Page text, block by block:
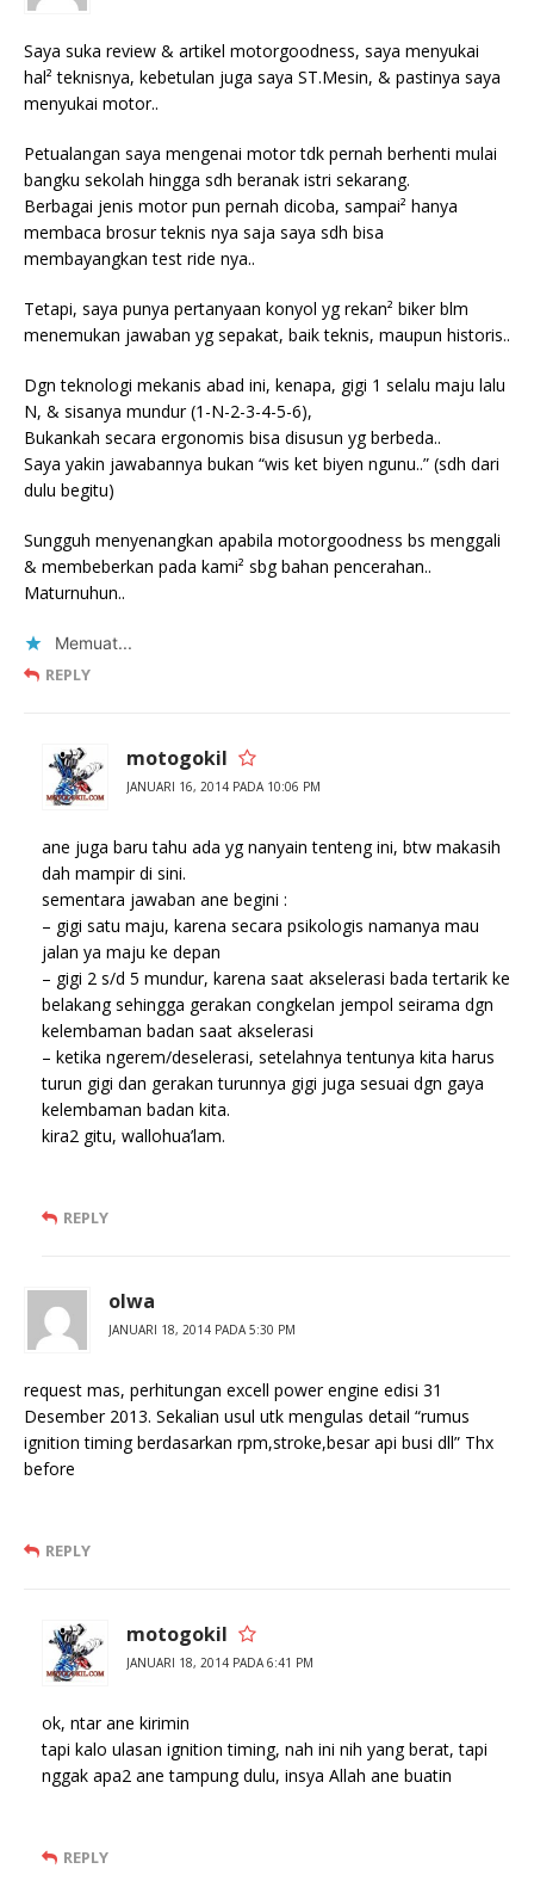
Saya suka review & artikel motorgoodness, saya menyukai
hal² teknisnya, kebetulan juga saya ST.Mesin, & pastinya saya
menyukai motor..
Petualangan saya mengenai motor tdk pernah berhenti mulai
bangku sekolah hingga sdh beranak istri sekarang.
Berbagai jenis motor pun pernah dicoba, sampai² hanya
membaca brosur teknis nya saja saya sdh bisa
membayangkan test ride nya..
Tetapi, saya punya pertanyaan konyol yg rekan² biker blm
menemukan jawaban yg sepakat, baik teknis, maupun historis..
Dgn teknologi mekanis abad ini, kenapa, gigi 1 selalu maju lalu
N, & sisanya mundur (1-N-2-3-4-5-6),
Bukankah secara ergonomis bisa disusun yg berbeda..
Saya yakin jawabannya bukan “wis ket biyen ngunu..” (sdh dari
dulu begitu)
Sungguh menyenangkan apabila motorgoodness bs menggali
& membeberkan pada kami² sbg bahan pencerahan..
Maturnuhun..
Memuat...
REPLY
motogokil
JANUARI 16, 2014 PADA 10:06 PM
ane juga baru tahu ada yg nanyain tenteng ini, btw makasih
dah mampir di sini.
sementara jawaban ane begini :
– gigi satu maju, karena secara psikologis namanya mau
jalan ya maju ke depan
– gigi 2 s/d 5 mundur, karena saat akselerasi bada tertarik ke
belakang sehingga gerakan congkelan jempol seirama dgn
kelembaman badan saat akselerasi
– ketika ngerem/deselerasi, setelahnya tentunya kita harus
turun gigi dan gerakan turunnya gigi juga sesuai dgn gaya
kelembaman badan kita.
kira2 gitu, wallohua’lam.
REPLY
olwa
JANUARI 18, 2014 PADA 5:30 PM
request mas, perhitungan excell power engine edisi 31
Desember 2013. Sekalian usul utk mengulas detail “rumus
ignition timing berdasarkan rpm,stroke,besar api busi dll” Thx
before
REPLY
motogokil
JANUARI 18, 2014 PADA 6:41 PM
ok, ntar ane kirimin
tapi kalo ulasan ignition timing, nah ini nih yang berat, tapi
nggak apa2 ane tampung dulu, insya Allah ane buatin
REPLY